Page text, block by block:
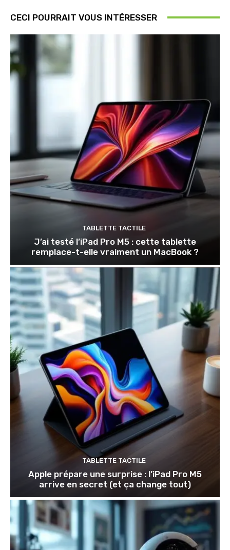
CECI POURRAIT VOUS INTÉRESSER
TABLETTE TACTILE
J’ai testé l’iPad Pro M5 : cette tablette
remplace-t-elle vraiment un MacBook ?
TABLETTE TACTILE
Apple prépare une surprise : l’iPad Pro M5
arrive en secret (et ça change tout)